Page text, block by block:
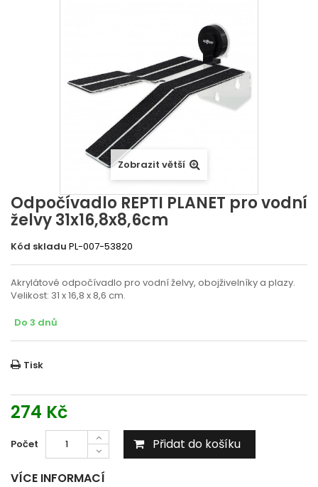
Zobrazit větší
Odpočívadlo REPTI PLANET pro vodní
želvy 31x16,8x8,6cm
Kód skladu PL-007-53820
Akrylátové odpočívadlo pro vodní želvy, obojživelníky a plazy.
Velikost: 31 x 16,8 x 8,6 cm.
Do 3 dnů
Tisk
274 Kč
Počet Přidat do košíku
VÍCE INFORMACÍ